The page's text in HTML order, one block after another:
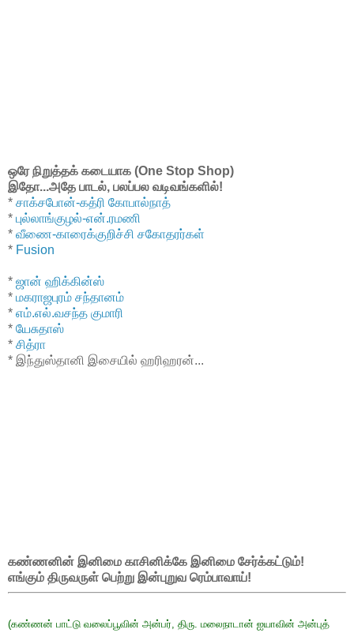
ஒரே நிறுத்தக் கடையாக (One Stop Shop)
இதோ...அதே பாடல், பலப்பல வடிவங்களில்!
* சாக்சபோன்-கத்ரி கோபால்நாத்
* புல்லாங்குழல்-என்.ரமணி
* வீணை-காரைக்குறிச்சி சகோதரர்கள்
* Fusion
* ஜான் ஹிக்கின்ஸ்
* மகராஜபுரம் சந்தானம்
* எம்.எல்.வசந்த குமாரி
* யேசுதாஸ்
* சித்ரா
* இந்துஸ்தானி இசையில் ஹரிஹரன்...
கண்ணனின் இனிமை காசினிக்கே இனிமை சேர்க்கட்டும்!
எங்கும் திருவருள் பெற்று இன்புறுவ ரெம்பாவாய்!
(கண்ணன் பாட்டு வலைப்பூவின் அன்பர், திரு. மலைநாடான் ஐயாவின் அன்புத்